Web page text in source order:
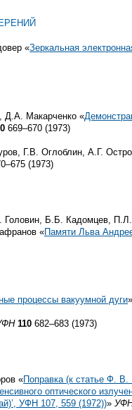
«Зеркальная
Д.А. Макарченко «
669–670 (1973)
Г.В. Оглоблин, А.Г.
(1973)
Б.Б. Кадомцев,
«Памяти Льва
процессы вакуумной дуги
110 682–683 (1973)
«Поправка (к статье Ф.
оптического
УФН 107, 559 (1972))»